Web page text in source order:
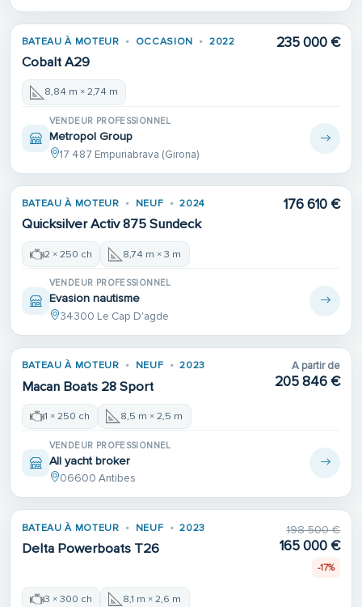
BATEAU À MOTEUR OCCASION 2022
Cobalt A29
235 000 €
8,84 m × 2,74 m
VENDEUR PROFESSIONNEL
Metropol Group
17 487 Empuriabrava (Girona)
BATEAU À MOTEUR NEUF 2024
Quicksilver Activ 875 Sundeck
176 610 €
2 × 250 ch 8,74 m × 3 m
VENDEUR PROFESSIONNEL
Evasion nautisme
34300 Le Cap D'agde
BATEAU À MOTEUR NEUF 2023
Macan Boats 28 Sport
A partir de
205 846 €
1 × 250 ch 8,5 m × 2,5 m
VENDEUR PROFESSIONNEL
All yacht broker
06600 Antibes
BATEAU À MOTEUR NEUF 2023
Delta Powerboats T26
198 500 €
165 000 €
-17%
3 × 300 ch 8,1 m × 2,6 m